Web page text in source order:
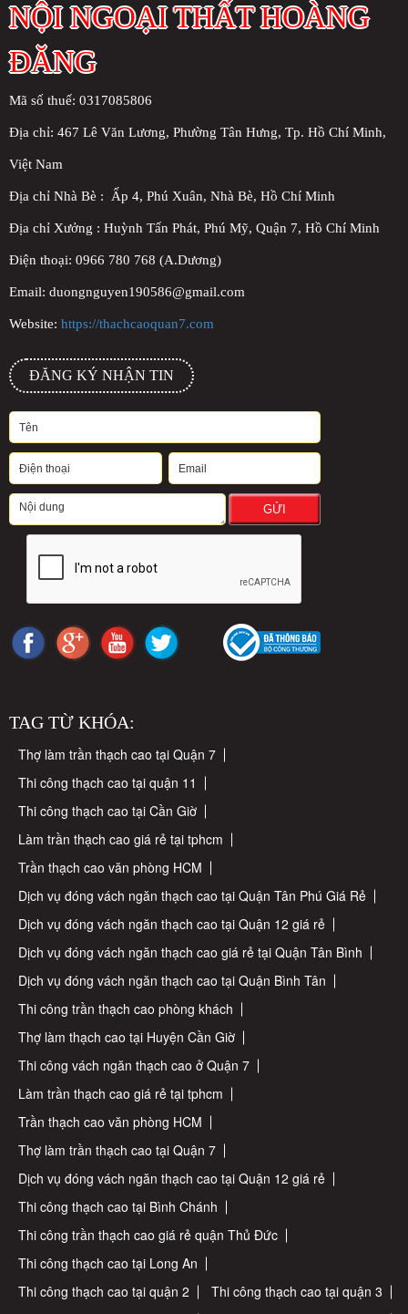
NỘI NGOẠI THẤT HOÀNG
ĐĂNG
Mã số thuế: 0317085806
Địa chỉ: 467 Lê Văn Lương, Phường Tân Hưng, Tp. Hồ Chí Minh,
Việt Nam
Địa chỉ Nhà Bè : Ấp 4, Phú Xuân, Nhà Bè, Hồ Chí Minh
Địa chỉ Xưởng : Huỳnh Tấn Phát, Phú Mỹ, Quận 7, Hồ Chí Minh
Điện thoại: 0966 780 768 (A.Dương)
Email: duongnguyen190586@gmail.com
Website: https://thachcaoquan7.com
ĐĂNG KÝ NHẬN TIN
GỬI
TAG TỪ KHÓA:
Thợ làm trần thạch cao tại Quận 7
Thi công thạch cao tại quận 11
Thi công thạch cao tại Cần Giờ
Làm trần thạch cao giá rẻ tại tphcm
Trần thạch cao văn phòng HCM
Dịch vụ đóng vách ngăn thạch cao tại Quận Tân Phú Giá Rẻ
Dịch vụ đóng vách ngăn thạch cao tại Quận 12 giá rẻ
Dịch vụ đóng vách ngăn thạch cao giá rẻ tại Quận Tân Bình
Dịch vụ đóng vách ngăn thạch cao tại Quận Bình Tân
Thi công trần thạch cao phòng khách
Thợ làm thạch cao tại Huyện Cần Giờ
Thi công vách ngăn thạch cao ở Quận 7
Làm trần thạch cao giá rẻ tại tphcm
Trần thạch cao văn phòng HCM
Thợ làm trần thạch cao tại Quận 7
Dịch vụ đóng vách ngăn thạch cao tại Quận 12 giá rẻ
Thi công thạch cao tại Bình Chánh
Thi công trần thạch cao giá rẻ quận Thủ Đức
Thi công thạch cao tại Long An
Thi công thạch cao tại quận 2
Thi công thạch cao tại quận 3